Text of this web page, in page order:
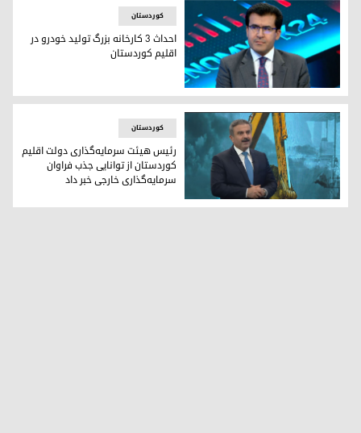
پشتیوان حمه‌سعید، مدیرکل شهرک‌های صنعتی اقلیم
کوردستان
احداث ۳ کارخانه بزرگ تولید خودرو در
اقلیم کوردستان
دکتر محمد شکری رئیس هیئت سرمایه‌گذاری دولت اقلیم
کوردستان
رئیس هیئت سرمایه‌گذاری دولت اقلیم
کوردستان از توانایی جذب فراوان
سرمایه‌گذاری خارجی خبر داد